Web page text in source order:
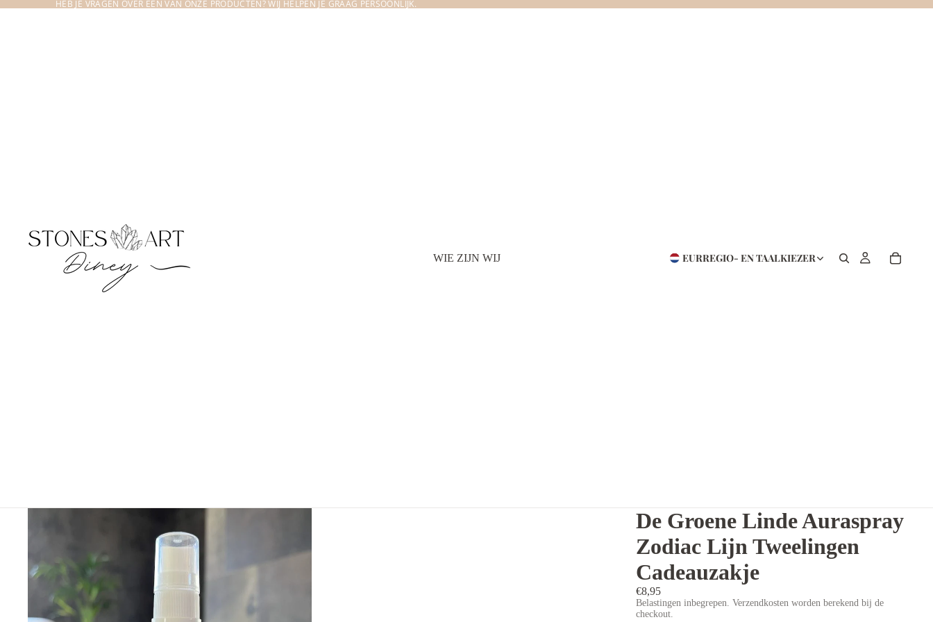
HEB JE VRAGEN OVER EEN VAN ONZE PRODUCTEN? WIJ HELPEN JE GRAAG PERSOONLIJK.
WIE ZIJN WIJ EURREGIO- EN TAALKIEZER
De Groene Linde Auraspray
Zodiac Lijn Tweelingen
Cadeauzakje
€8,95
Belastingen inbegrepen. Verzendkosten worden berekend bij de
checkout.